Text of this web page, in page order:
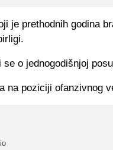
je prethodnih godina
o jednogodišnjoj
na poziciji ofanzivnog